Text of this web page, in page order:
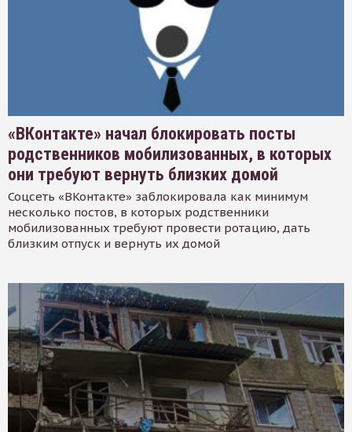
«ВКонтакте» начал блокировать посты
родственников мобилизованных, в которых
они требуют вернуть близких домой
Соцсеть «ВКонтакте» заблокировала как минимум
несколько постов, в которых родственники
мобилизованных требуют провести ротацию, дать
близким отпуск и вернуть их домой